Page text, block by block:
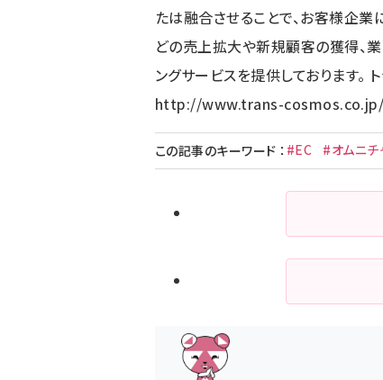
たは融合させることで、お客様企業
どの売上拡大や新規顧客の獲得、
ングサービスを提供しております。
http://www.trans-cosmos.co.jp/
この記事のキーワード ： #EC #オムニチ